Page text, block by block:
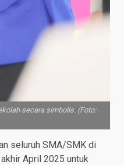
secara simbolis. (Foto:
seluruh SMA/SMK di
April 2025 untuk